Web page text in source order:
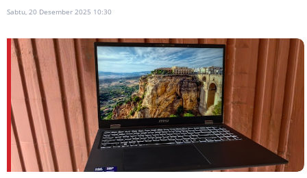
Sabtu, 20 Desember 2025 10:30